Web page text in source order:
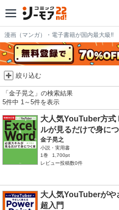
漫画（マンガ）・電子書籍が国内最大級!!
絞り込む
「金子晃之」の検索結果
5件中 1～5件を表示
大人気YouTuber方
ルが見るだけで身に
金子晃之
小説・実用書
1巻
1,700pt
レビュー投稿数0件
大人気YouTuberが
超入門